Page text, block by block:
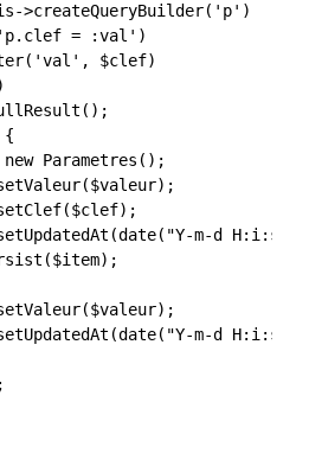
>createQueryBuilder('p')
= :val')
$clef)
{
Parametres();
m-d
m-d